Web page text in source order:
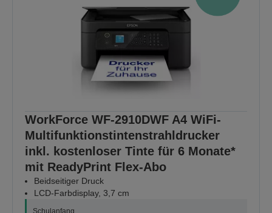
WorkForce WF-2910DWF A4 WiFi-
Multifunktionstintenstrahldrucker
inkl. kostenloser Tinte für 6 Monate*
mit ReadyPrint Flex-Abo
Beidseitiger Druck
LCD-Farbdisplay, 3,7 cm
Schulanfang